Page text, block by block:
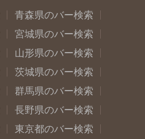
青森県のバー検索
宮城県のバー検索
山形県のバー検索
茨城県のバー検索
群馬県のバー検索
長野県のバー検索
東京都のバー検索